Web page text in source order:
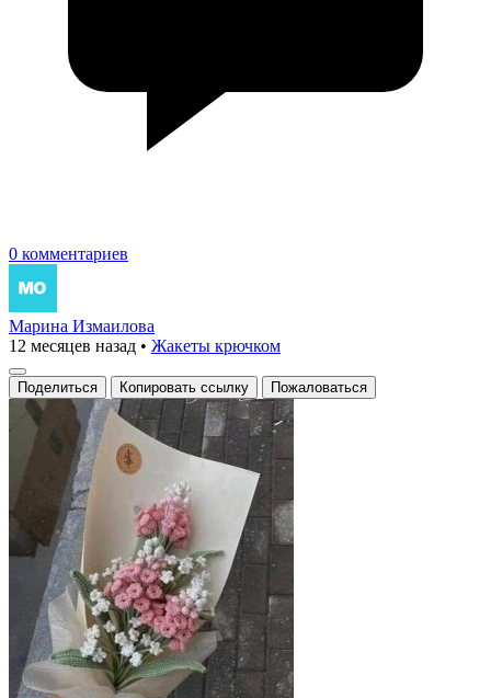
0 комментариев
Марина Измаилова
12 месяцев назад • Жакеты крючком
Поделиться Копировать ссылку Пожаловаться